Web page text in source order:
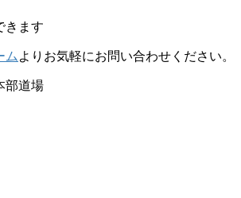
きます
ム よりお気軽にお問い合わせください。
部道場